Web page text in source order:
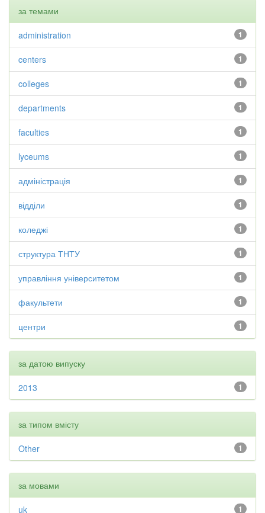
за темами
1
administration
1
centers
1
colleges
1
departments
1
faculties
1
lyceums
1
адміністрація
1
відділи
1
коледжі
1
структура ТНТУ
1
управління університетом
1
факультети
1
центри
за датою випуску
1
2013
за типом вмісту
1
Other
за мовами
1
uk